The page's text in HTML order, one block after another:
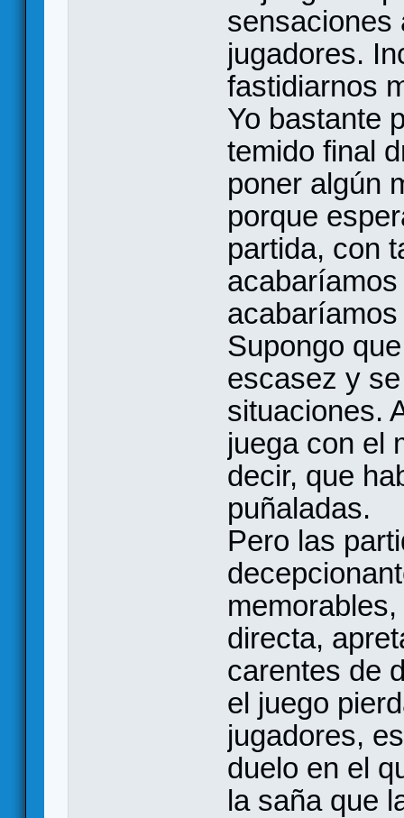
sensaciones
jugadores.
fastidiarnos
Yo bastante
temido final
poner algún
porque
partida, con
Supongo
escasez y
situaciones.
juega con el
decir, que
puñaladas.
Pero las
directa,
carentes de
el juego
jugadores,
duelo en el
la saña que